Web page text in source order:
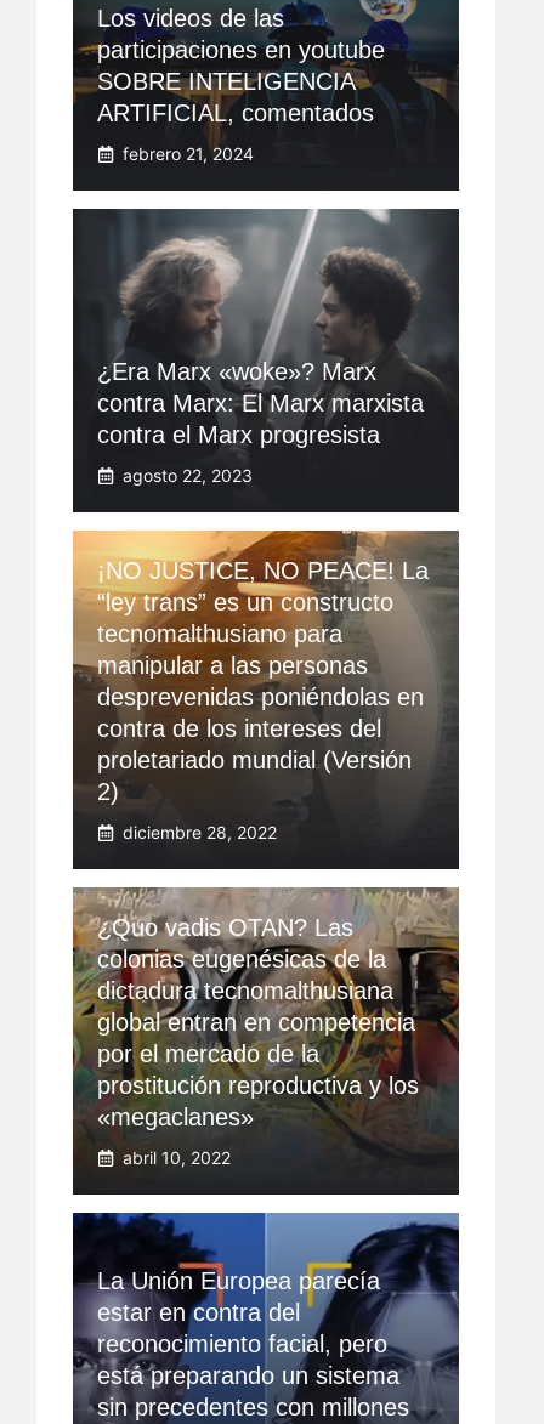
Los videos de las
participaciones en youtube
SOBRE INTELIGENCIA
ARTIFICIAL, comentados
febrero 21, 2024
¿Era Marx «woke»? Marx
contra Marx: El Marx marxista
contra el Marx progresista
agosto 22, 2023
¡NO JUSTICE, NO PEACE! La
“ley trans” es un constructo
tecnomalthusiano para
manipular a las personas
desprevenidas poniéndolas en
contra de los intereses del
proletariado mundial (Versión
2)
diciembre 28, 2022
¿Quo vadis OTAN? Las
colonias eugenésicas de la
dictadura tecnomalthusiana
global entran en competencia
por el mercado de la
prostitución reproductiva y los
«megaclanes»
abril 10, 2022
La Unión Europea parecía
estar en contra del
reconocimiento facial, pero
está preparando un sistema
sin precedentes con millones